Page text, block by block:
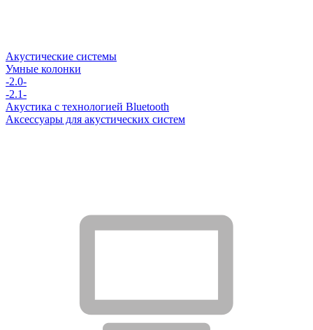
Акустические системы
Умные колонки
-2.0-
-2.1-
Акустика с технологией Bluetooth
Аксессуары для акустических систем